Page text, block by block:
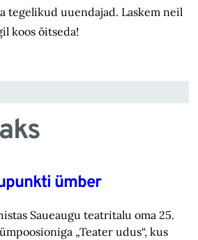
tegelikud uuendajad. Laskem neil
koos õitseda!
ümber
Saueaugu teatritalu oma 25.
„Teater ‎udus“, kus